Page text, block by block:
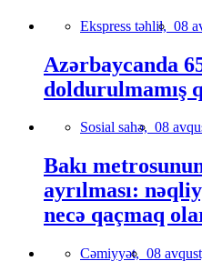
Ekspress təhlil, 08
Azərbaycanda
doldurulmamış
Sosial sahə, 08
Bakı
ayrılması:
necə qaçmaq
Cəmiyyət, 08